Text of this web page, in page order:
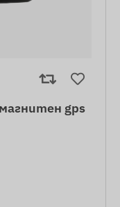
gps